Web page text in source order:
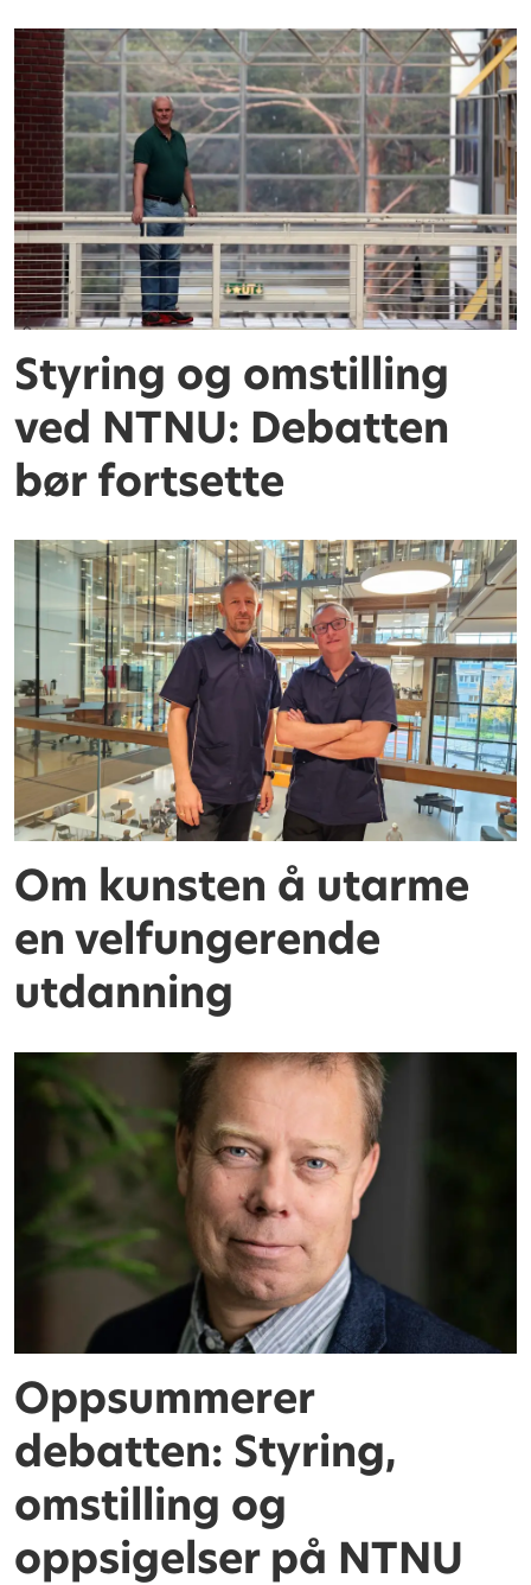
Styring og omstilling
ved NTNU: Debatten
bør fortsette
Om kunsten å utarme
en velfungerende
utdanning
Oppsummerer
debatten: Styring,
omstilling og
oppsigelser på NTNU